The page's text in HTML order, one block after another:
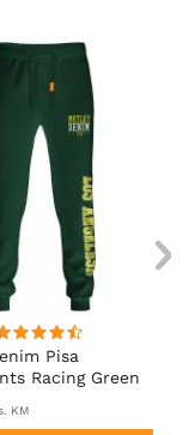
Pisa
Racing Green
KM